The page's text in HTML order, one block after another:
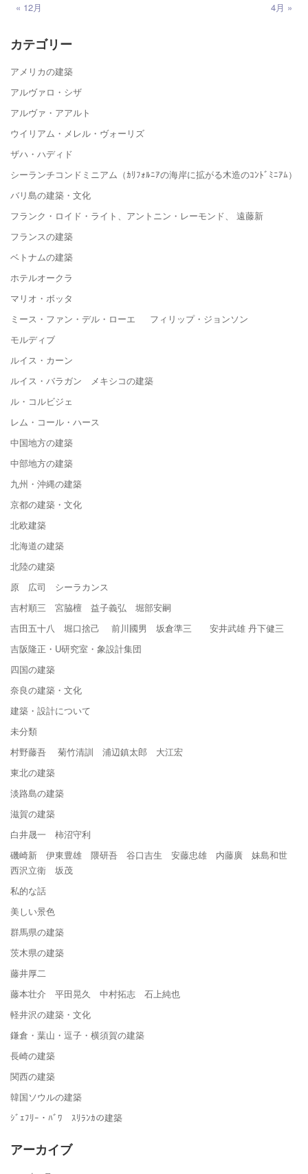
« 12月 4月 »
カテゴリー
アメリカの建築
アルヴァロ・シザ
アルヴァ・アアルト
ウイリアム・メレル・ヴォーリズ
ザハ・ハディド
シーランチコンドミニアム（ｶﾘﾌｫﾙﾆｱの海岸に拡がる木造のｺﾝﾄﾞﾐﾆｱﾑ）
バリ島の建築・文化
フランク・ロイド・ライト、アントニン・レーモンド、 遠藤新
フランスの建築
ベトナムの建築
ホテルオークラ
マリオ・ボッタ
ミース・ファン・デル・ローエ フィリップ・ジョンソン
モルディブ
ルイス・カーン
ルイス・バラガン メキシコの建築
ル・コルビジェ
レム・コール・ハース
中国地方の建築
中部地方の建築
九州・沖縄の建築
京都の建築・文化
北欧建築
北海道の建築
北陸の建築
原 広司 シーラカンス
吉村順三 宮脇檀 益子義弘 堀部安嗣
吉田五十八 堀口捨己 前川國男 坂倉準三 安井武雄 丹下健三
吉阪隆正・U研究室・象設計集団
四国の建築
奈良の建築・文化
建築・設計について
未分類
村野藤吾 菊竹清訓 浦辺鎮太郎 大江宏
東北の建築
淡路島の建築
滋賀の建築
白井晟一 柿沼守利
磯崎新 伊東豊雄 隈研吾 谷口吉生 安藤忠雄 内藤廣 妹島和世
西沢立衛 坂茂
私的な話
美しい景色
群馬県の建築
茨木県の建築
藤井厚二
藤本壮介 平田晃久 中村拓志 石上純也
軽井沢の建築・文化
鎌倉・葉山・逗子・横須賀の建築
長崎の建築
関西の建築
韓国ソウルの建築
ｼﾞｪﾌﾘｰ・ﾊﾞﾜ ｽﾘﾗﾝｶの建築
アーカイブ